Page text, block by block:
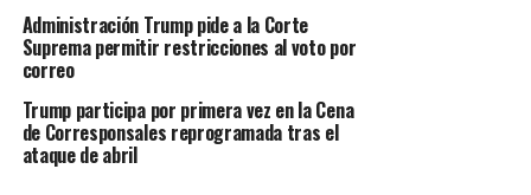
Administración Trump pide a la Corte
Suprema permitir restricciones al voto por
correo
Trump participa por primera vez en la Cena
de Corresponsales reprogramada tras el
ataque de abril